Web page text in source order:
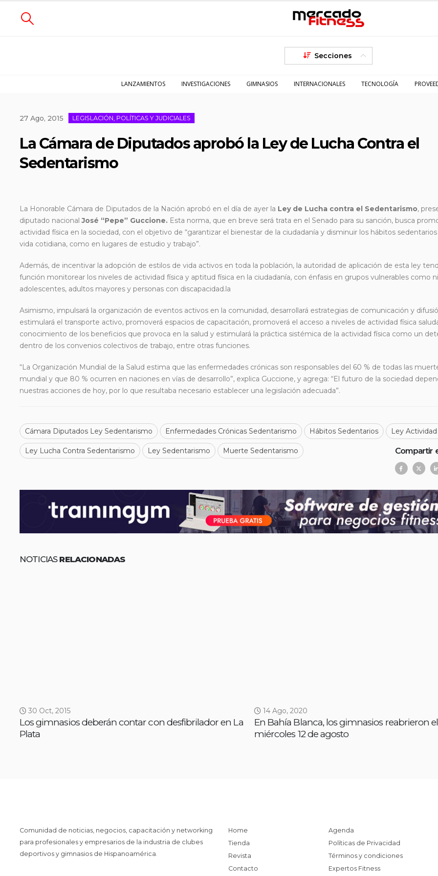
Secciones
LANZAMIENTOS INVESTIGACIONES GIMNASIOS INTERNACIONALES TECNOLOGÍA
27 Ago, 2015 LEGISLACIÓN, POLÍTICAS Y JUDICIALES
La Cámara de Diputados aprobó la Ley de Lucha Contra el
Sedentarismo
La Honorable Cámara de Diputados de la Nación aprobó en el día de ayer la Ley de Lucha contra el Sedentarismo,
diputado nacionalJosé “Pepe” Guccione. Esta norma, que en breve será trata en el Senado para su sanción, busca
actividad física en la sociedad, con el objetivo de “garantizar el bienestar de la ciudadanía y disminuir los hábitos
vida cotidiana, como en lugares de estudio y trabajo”.
Además, de incentivar la adopción de estilos de vida activos en toda la población, la autoridad de aplicación de esta ley
función monitorear los niveles de actividad física y aptitud física en la ciudadanía, con énfasis en grupos vulnerables como
adolescentes, adultos mayores y personas con discapacidad.la
Asimismo, impulsará la organización de eventos activos en la comunidad, desarrollará estrategias de comunicación y
estimulará el transporte activo, promoverá espacios de capacitación, promoverá el acceso a niveles de actividad física
conocimiento de los beneficios que provoca en la salud y estimulará la práctica sistémica de la actividad física como un
dentro de los convenios colectivos de trabajo, entre otras funciones.
“La Organización Mundial de la Salud estima que las enfermedades crónicas son responsables del 60 % de todas las
mundial y que 80 % ocurren en naciones en vías de desarrollo”, explica Guccione, y agrega: “El futuro de la sociedad
nuestras acciones de hoy, por lo que resultaba necesario establecer una legislación adecuada”.
Cámara Diputados Ley Sedentarismo Enfermedades Crónicas Sedentarismo Hábitos Sedentarios Ley Actividad
Ley Lucha Contra Sedentarismo Ley Sedentarismo Muerte Sedentarismo Compartir
NOTICIAS RELACIONADAS
30 Oct, 2015
Los gimnasios deberán contar con desfibrilador en La
Plata
14 Ago, 2020
En Bahía Blanca, los gimnasios reabrieron el
miércoles 12 de agosto
Comunidad de noticias, negocios, capacitación y networking
para profesionales y empresarios de la industria de clubes
deportivos y gimnasios de Hispanoamérica.
Home
Tienda
Revista
Contacto
Agenda
Políticas de Privacidad
Términos y condiciones
Expertos Fitness